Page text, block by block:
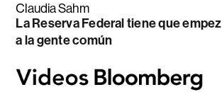
Claudia Sahm
La Reserva Federal tiene que
a la gente común